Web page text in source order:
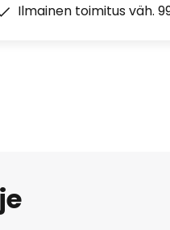
Ilmainen toimitus väh.